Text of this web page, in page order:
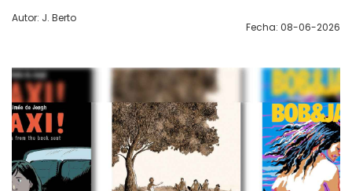
Autor: J. Berto
Fecha: 08-06-2026